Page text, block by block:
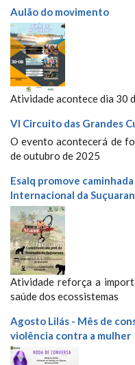
Aulão do movimento
Atividade acontece dia 30
VI Circuito das Grandes
O evento acontecerá de
de outubro de 2025
Esalq promove
Internacional da
Atividade reforça a
saúde dos ecossistemas
Agosto Lilás - Mês de
violência contra a mulher